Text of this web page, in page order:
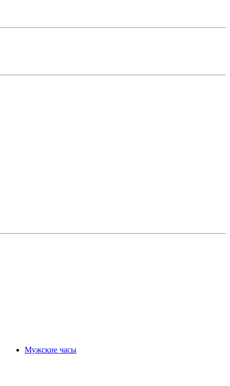
Мужские часы